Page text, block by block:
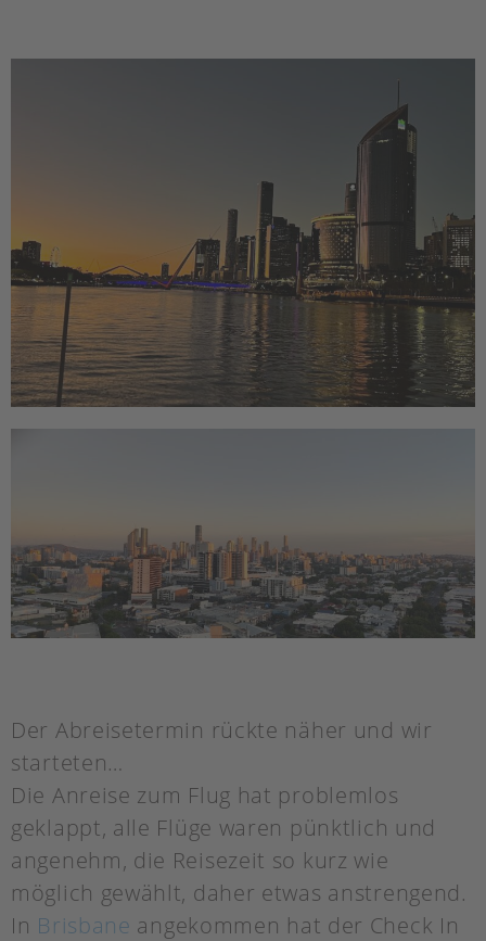
Der Abreisetermin rückte näher und wir
starteten…
Die Anreise zum Flug hat problemlos
geklappt, alle Flüge waren pünktlich und
angenehm, die Reisezeit so kurz wie
möglich gewählt, daher etwas anstrengend.
In Brisbane angekommen hat der Check In